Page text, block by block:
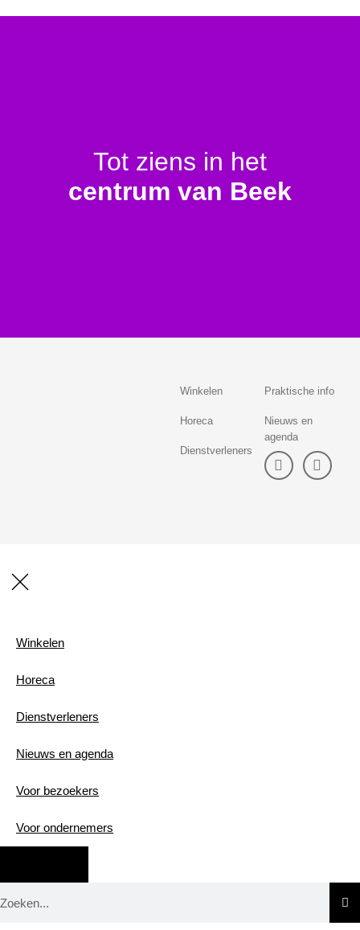
Tot ziens in het
centrum van Beek
Winkelen
Horeca
Dienstverleners
Praktische info
Nieuws en
agenda
Winkelen
Horeca
Dienstverleners
Nieuws en agenda
Voor bezoekers
Voor ondernemers